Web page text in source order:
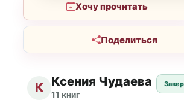
Хочу прочитать
Поделиться
К Ксения Чудаева
11 книг